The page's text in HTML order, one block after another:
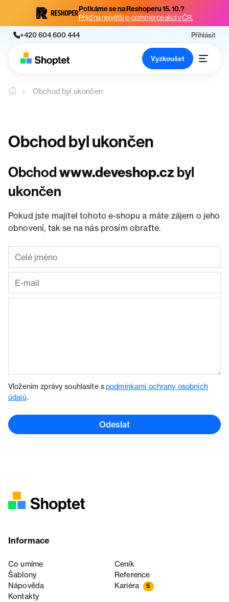
Potkáme se na Reshoperu 15. 10.?
Přijď na největší e-commerce akci v ČR.
+420 604 600 444 Přihlásit
Vyzkoušet
Obchod byl ukončen
Obchod byl ukončen
Obchodwww.deveshop.cz byl
ukončen
Pokud jste majitel tohoto e-shopu a máte zájem o jeho
obnovení, tak se na nás prosím obraťte.
Vložením zprávy souhlasíte spodmínkami ochrany osobních
údajů.
Odeslat
Informace
Co umíme
Ceník
Šablony
Reference
Nápověda
Kariéra 5
Kontakty